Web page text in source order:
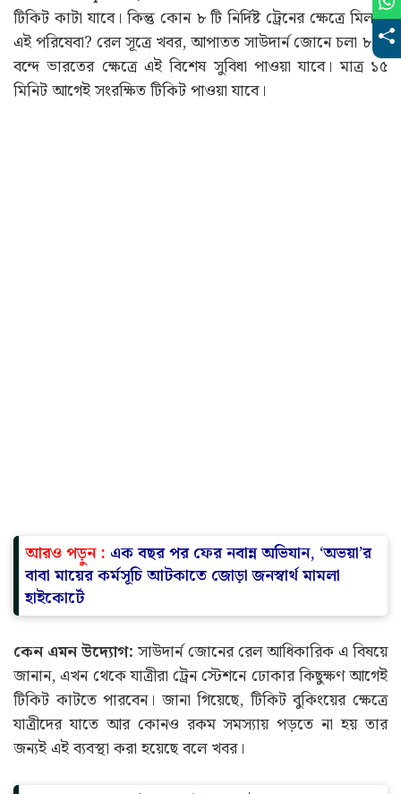
টিকিট কাটা যাবে। কিন্তু কোন ৮ টি নির্দিষ্ট ট্রেনের ক্ষেত্রে মিলবে
এই পরিষেবা? রেল সূত্রে খবর, আপাতত সাউদার্ন জোনে চলা ৮ টি
বন্দে ভারতের ক্ষেত্রে এই বিশেষ সুবিধা পাওয়া যাবে। মাত্র ১৫
মিনিট আগেই সংরক্ষিত টিকিট পাওয়া যাবে।
আরও পড়ুন : এক বছর পর ফের নবান্ন অভিযান, ‘অভয়া’র
বাবা মায়ের কর্মসূচি আটকাতে জোড়া জনস্বার্থ মামলা
হাইকোর্টে
কেন এমন উদ্যোগ:সাউদার্ন জোনের রেল আধিকারিক এ বিষয়ে
জানান, এখন থেকে যাত্রীরা ট্রেন স্টেশনে ঢোকার কিছুক্ষণ আগেই
টিকিট কাটতে পারবেন। জানা গিয়েছে, টিকিট বুকিংয়ের ক্ষেত্রে
যাত্রীদের যাতে আর কোনও রকম সমস্যায় পড়তে না হয় তার
জন্যই এই ব্যবস্থা করা হয়েছে বলে খবর।